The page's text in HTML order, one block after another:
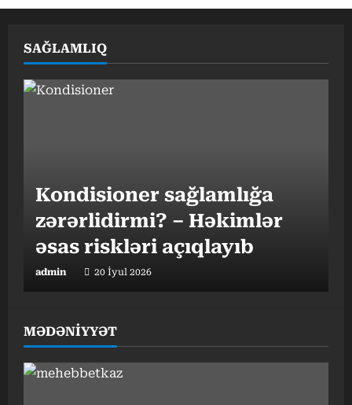
SAĞLAMLIQ
Kondisioner sağlamlığa
zərərlidirmi? – Həkimlər
əsas riskləri açıqlayıb
admin 20 İyul 2026
Gündəlik 10 min addım
MƏDƏNİYYƏT